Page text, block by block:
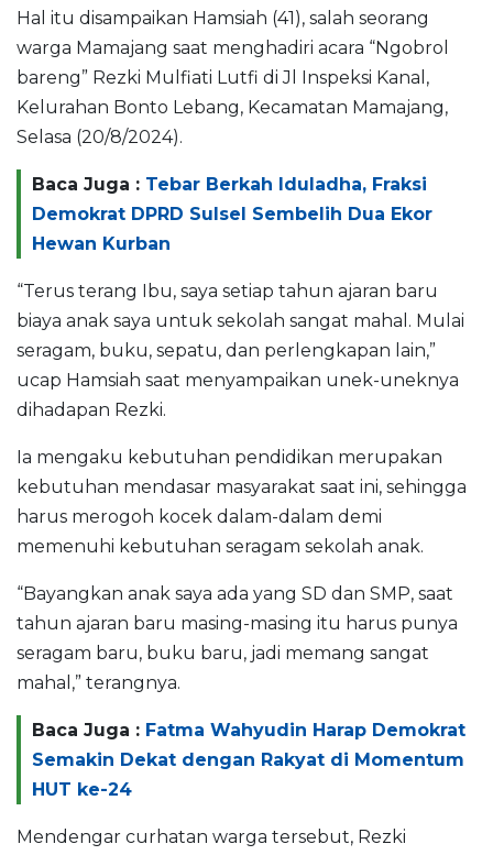
Hal itu disampaikan Hamsiah (41), salah seorang
warga Mamajang saat menghadiri acara “Ngobrol
bareng” Rezki Mulfiati Lutfi di Jl Inspeksi Kanal,
Kelurahan Bonto Lebang, Kecamatan Mamajang,
Selasa (20/8/2024).
Baca Juga : Tebar Berkah Iduladha, Fraksi
Demokrat DPRD Sulsel Sembelih Dua Ekor
Hewan Kurban
“Terus terang Ibu, saya setiap tahun ajaran baru
biaya anak saya untuk sekolah sangat mahal. Mulai
seragam, buku, sepatu, dan perlengkapan lain,”
ucap Hamsiah saat menyampaikan unek-uneknya
dihadapan Rezki.
Ia mengaku kebutuhan pendidikan merupakan
kebutuhan mendasar masyarakat saat ini, sehingga
harus merogoh kocek dalam-dalam demi
memenuhi kebutuhan seragam sekolah anak.
“Bayangkan anak saya ada yang SD dan SMP, saat
tahun ajaran baru masing-masing itu harus punya
seragam baru, buku baru, jadi memang sangat
mahal,” terangnya.
Baca Juga : Fatma Wahyudin Harap Demokrat
Semakin Dekat dengan Rakyat di Momentum
HUT ke-24
Mendengar curhatan warga tersebut, Rezki